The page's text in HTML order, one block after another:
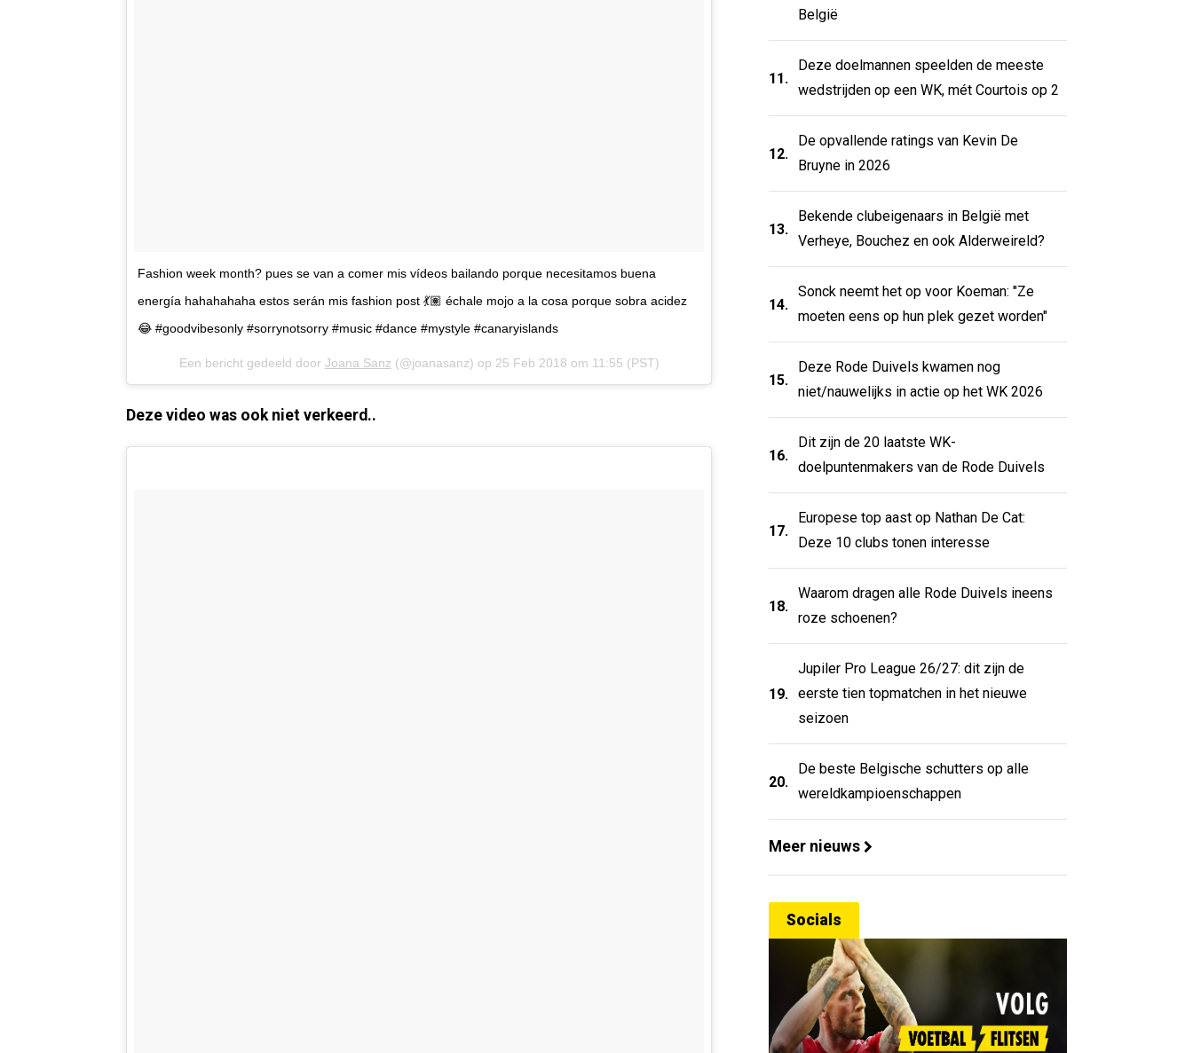
Fashion week month? pues se van a comer mis vídeos bailando porque necesitamos buena
energía hahahahaha estos serán mis fashion post 💃🏽 échale mojo a la cosa porque sobra acidez
😂 #goodvibesonly #sorrynotsorry #music #dance #mystyle #canaryislands
Een bericht gedeeld door Joana Sanz (@joanasanz) op 25 Feb 2018 om 11:55 (PST)
Deze video was ook niet verkeerd..
België
11.
Deze doelmannen speelden de meeste
wedstrijden op een WK, mét Courtois op 2
12.
De opvallende ratings van Kevin De
Bruyne in 2026
13.
Bekende clubeigenaars in België met
Verheye, Bouchez en ook Alderweireld?
14.
Sonck neemt het op voor Koeman: "Ze
moeten eens op hun plek gezet worden"
15.
Deze Rode Duivels kwamen nog
niet/nauwelijks in actie op het WK 2026
16.
Dit zijn de 20 laatste WK-
doelpuntenmakers van de Rode Duivels
17.
Europese top aast op Nathan De Cat:
Deze 10 clubs tonen interesse
18.
Waarom dragen alle Rode Duivels ineens
roze schoenen?
19.
Jupiler Pro League 26/27: dit zijn de
eerste tien topmatchen in het nieuwe
seizoen
20.
De beste Belgische schutters op alle
wereldkampioenschappen
Meer nieuws
Socials